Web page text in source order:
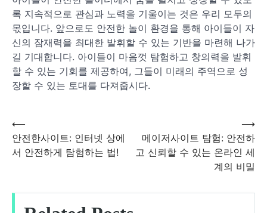
록 지속적으로 관심과 노력을 기울이는 것은 우리 모두의
몫입니다. 앞으로도 안전한 놀이 환경을 통해 아이들이 자
신의 잠재력을 최대한 발휘할 수 있는 기반을 마련해 나가
길 기대합니다. 아이들이 마음껏 탐험하고 창의력을 발휘
할 수 있는 기회를 제공하여, 그들이 미래의 주역으로 성
장할 수 있는 토대를 다져줍시다.
글
색
⟵
안전한사이트: 인터넷 상에
서 안전하게 탐험하는 법!
메이저사이트 탐험: 안전하
고 신뢰할 수 있는 온라인 세
계의 비밀
⟶